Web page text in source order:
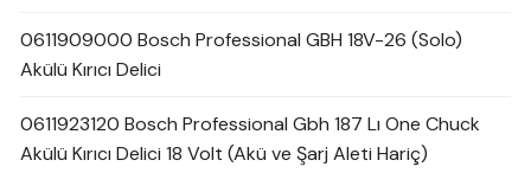
0611909000 Bosch Professional GBH 18V-26 (Solo)
Akülü Kırıcı Delici
0611923120 Bosch Professional Gbh 187 Lı One Chuck
Akülü Kırıcı Delici 18 Volt (Akü ve Şarj Aleti Hariç)